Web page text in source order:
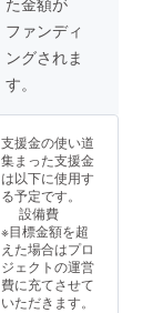
ファンディ
ングされま
す。
支援金の使い道
集まった支援金
は以下に使用す
る予定です。
設備費
※目標金額を超
えた場合はプロ
ジェクトの運営
費に充てさせて
いただきます。